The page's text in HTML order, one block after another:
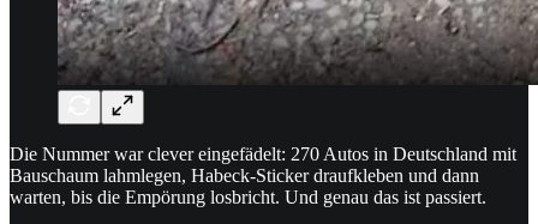
Die Nummer war clever eingefädelt: 270 Autos in Deutschland mit
Bauschaum lahmlegen, Habeck-Sticker draufkleben und dann
warten, bis die Empörung losbricht. Und genau das ist passiert.